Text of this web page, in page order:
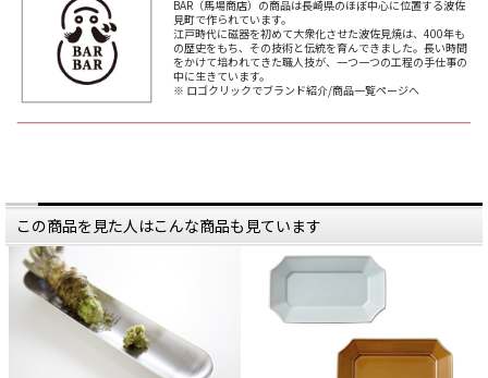
BAR（馬場商店）の商品は長崎県のほぼ中心に位置する波佐
見町で作られています。
江戸時代に磁器を初めて大衆化させた波佐見焼は、400年も
の歴史をもち、その技術と伝統を育んできました。長い時間
をかけて培われてきた職人技が、一つ一つの工程の手仕事の
中に生きています。
※ ロゴクリックでブランド紹介/商品一覧ページへ
この商品を見た人はこんな商品も見ています